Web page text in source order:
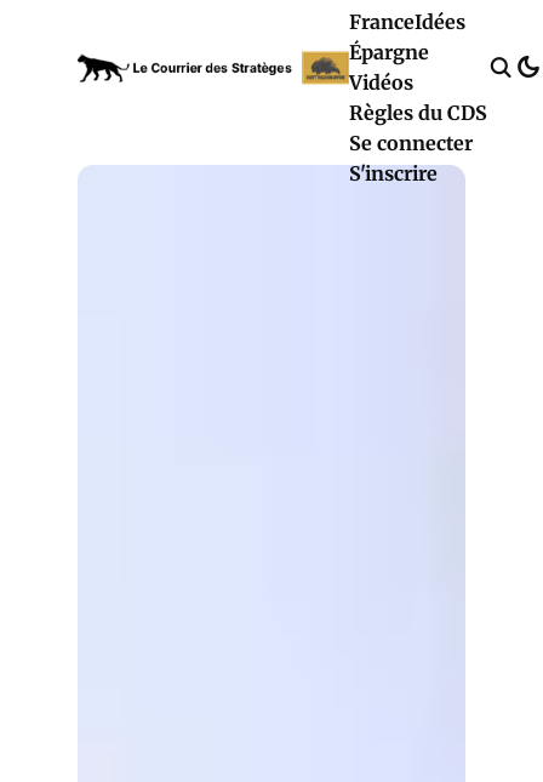
FranceIdées
Épargne
Vidéos
Règles du CDS
Se connecter
S'inscrire